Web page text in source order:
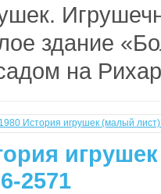
здание
на
2571